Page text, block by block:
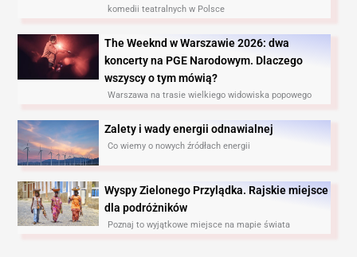
komedii teatralnych w Polsce
The Weeknd w Warszawie 2026: dwa
koncerty na PGE Narodowym. Dlaczego
wszyscy o tym mówią?
Warszawa na trasie wielkiego widowiska popowego
Zalety i wady energii odnawialnej
Co wiemy o nowych źródłach energii
Wyspy Zielonego Przylądka. Rajskie miejsce
dla podróżników
Poznaj to wyjątkowe miejsce na mapie świata